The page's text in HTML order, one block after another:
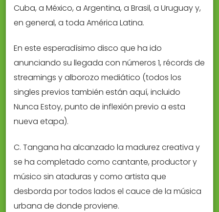
Cuba, a México, a Argentina, a Brasil, a Uruguay y,
en general, a toda América Latina.
En este esperadísimo disco que ha ido
anunciando su llegada con números 1, récords de
streamings y alborozo mediático (todos los
singles previos también están aquí, incluido
Nunca Estoy, punto de inflexión previo a esta
nueva etapa).
C. Tangana ha alcanzado la madurez creativa y
se ha completado como cantante, productor y
músico sin ataduras y como artista que
desborda por todos lados el cauce de la música
urbana de donde proviene.